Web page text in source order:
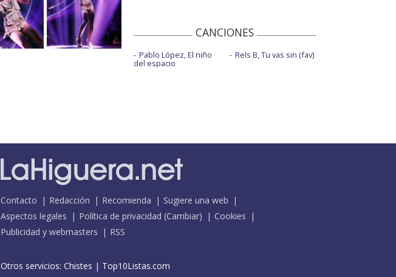
CANCIONES
Pablo López, El niño
del espacio
Rels B, Tu vas sin (fav)
Contacto Redacción Recomienda
Sugiere una web
Aspectos legales
Política de privacidad (Cambiar)
Cookies
Publicidad y webmasters
RSS
Otros servicios: Chistes | Top10Listas.com